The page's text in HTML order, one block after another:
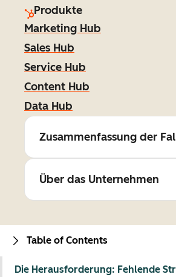
Produkte
Marketing Hub
Sales Hub
Service Hub
Content Hub
Data Hub
Zusammenfassung der
Über das Unternehmen
Table of Contents
Die Herausforderung: Fehlende